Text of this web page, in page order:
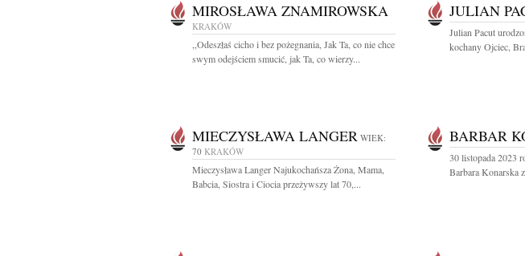
MIROSŁAWA ZNAMIROWSKA
KRAKÓW
,,Odeszłaś cicho i bez pożegnania, Jak Ta, co nie chce
swym odejściem smucić, jak Ta, co wierzy...
JULIAN
Julian Pacut
kochany Ojciec,
MIECZYSŁAWA LANGER WIEK:
70 KRAKÓW
Mieczysława Langer Najukochańsza Żona, Mama,
Babcia, Siostra i Ciocia przeżywszy lat 70,...
BARBAR
30 listopada 2023
Barbara Konarska